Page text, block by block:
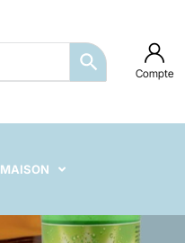
Compte
MAISON